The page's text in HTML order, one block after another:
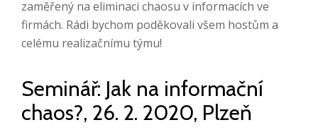
zaměřený na eliminaci chaosu v informacích ve
firmách. Rádi bychom poděkovali všem hostům a
celému realizačnímu týmu!
Seminář: Jak na informační
chaos?, 26. 2. 2020, Plzeň